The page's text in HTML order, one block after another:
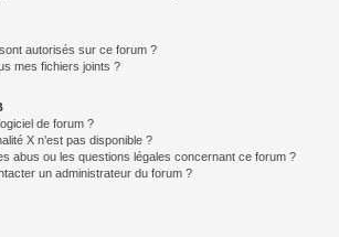
autorisés sur ce forum ?
mes fichiers joints ?
de forum ?
X n’est pas disponible ?
abus ou les questions légales concernant ce forum ?
un administrateur du forum ?